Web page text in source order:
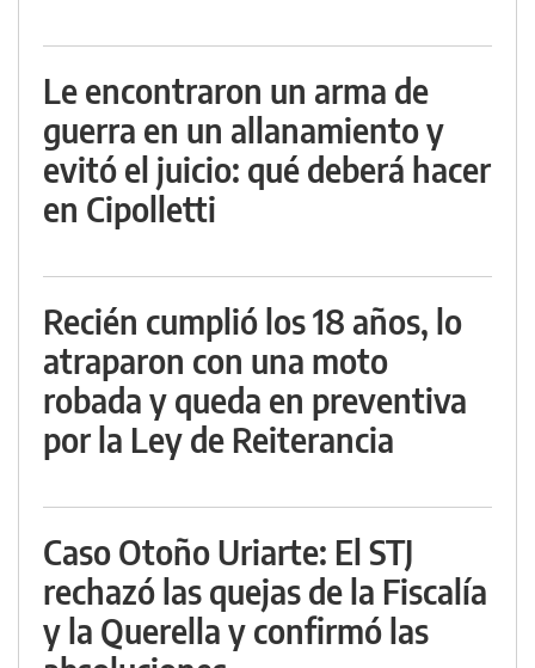
Le encontraron un arma de
guerra en un allanamiento y
evitó el juicio: qué deberá hacer
en Cipolletti
Recién cumplió los 18 años, lo
atraparon con una moto
robada y queda en preventiva
por la Ley de Reiterancia
Caso Otoño Uriarte: El STJ
rechazó las quejas de la Fiscalía
y la Querella y confirmó las